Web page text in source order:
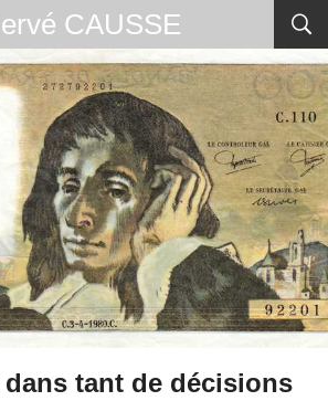
CAUSSE
tant de décisions